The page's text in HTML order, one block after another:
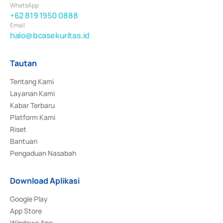
WhatsApp
+62 819 1950 0888
Email
halo@bcasekuritas.id
Tautan
Tentang Kami
Layanan Kami
Kabar Terbaru
Platform Kami
Riset
Bantuan
Pengaduan Nasabah
Download Aplikasi
Google Play
App Store